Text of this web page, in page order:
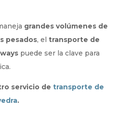
grandes volúmenes de
pesados, el transporte de
puede ser la clave para
servicio de transporte de
.